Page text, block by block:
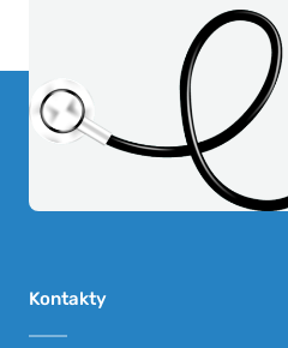
Kontakty